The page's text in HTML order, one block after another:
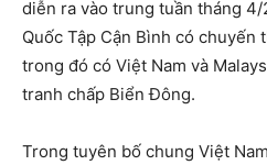
diễn ra vào trung tuần tháng
Quốc Tập Cận Bình có chuyến
trong đó có Việt Nam và
tranh chấp Biển Đông.
Trong tuyên bố chung Việt